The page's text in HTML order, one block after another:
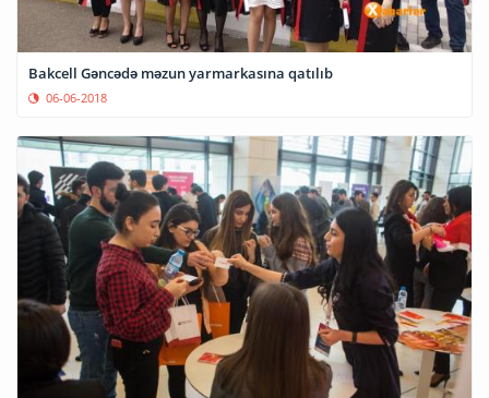
Bakcell Gəncədə məzun yarmarkasına qatılıb
06-06-2018